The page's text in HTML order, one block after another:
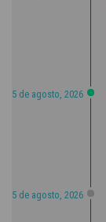
5 de agosto, 2026
5 de agosto, 2026